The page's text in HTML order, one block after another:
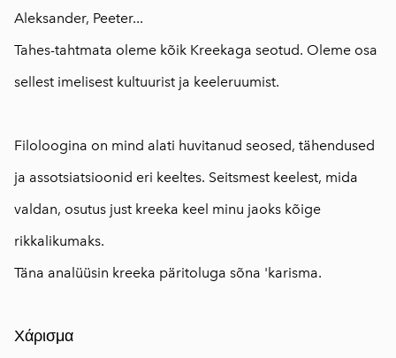
Aleksander, Peeter...
Tahes-tahtmata oleme kõik Kreekaga seotud. Oleme osa
sellest imelisest kultuurist ja keeleruumist.
Filoloogina on mind alati huvitanud seosed, tähendused
ja assotsiatsioonid eri keeltes. Seitsmest keelest, mida
valdan, osutus just kreeka keel minu jaoks kõige
rikkalikumaks.
Täna analüüsin kreeka päritoluga sõna 'karisma.
Χάρισμα